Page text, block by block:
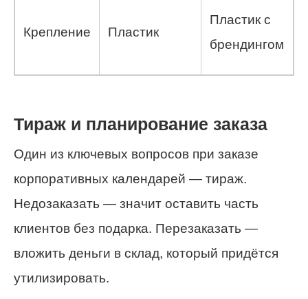
Крепление Пластик
Пластик с
брендингом
Тираж и планирование заказа
Один из ключевых вопросов при заказе
корпоративных календарей — тираж.
Недозаказать — значит оставить часть
клиентов без подарка. Перезаказать —
вложить деньги в склад, который придётся
утилизировать.